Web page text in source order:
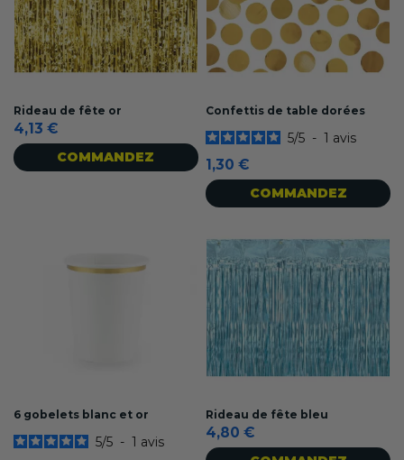
Rideau de fête or
4,13 €
COMMANDEZ
Confettis de table dorées
5/5 - 1 avis
1,30 €
COMMANDEZ
6 gobelets blanc et or
5/5 - 1 avis
Rideau de fête bleu
4,80 €